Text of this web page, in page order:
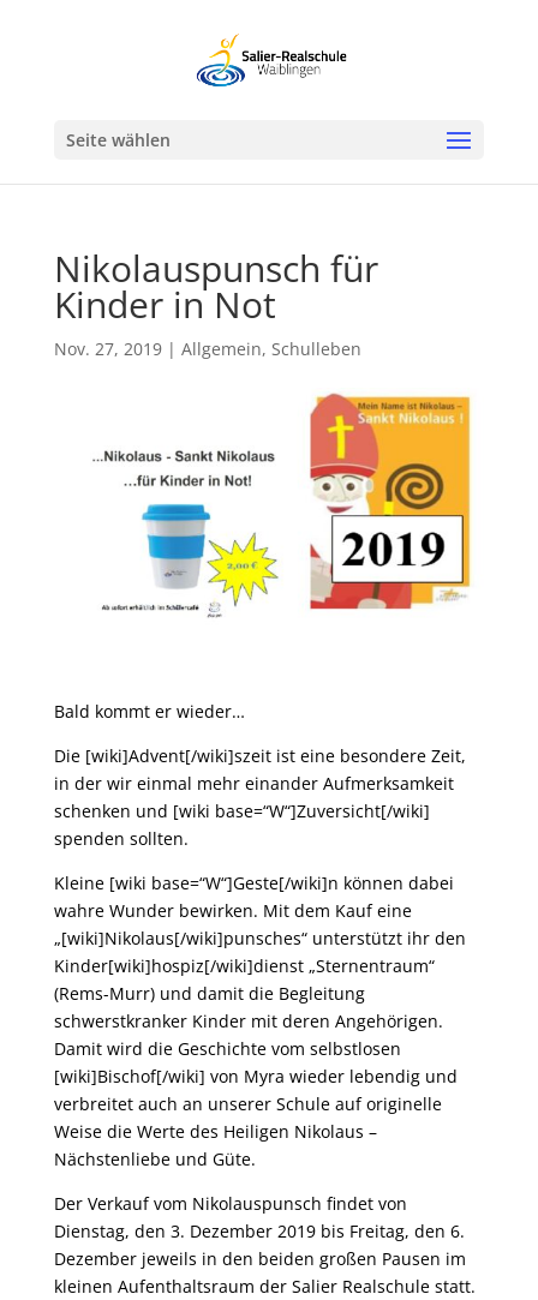
Seite wählen
Nikolauspunsch für
Kinder in Not
Nov. 27, 2019| Allgemein, Schulleben
Bald kommt er wieder…
Die [wiki]Advent[/wiki]szeit ist eine besondere Zeit,
in der wir einmal mehr einander Aufmerksamkeit
schenken und [wiki base=“W“]Zuversicht[/wiki]
spenden sollten.
Kleine [wiki base=“W“]Geste[/wiki]n können dabei
wahre Wunder bewirken. Mit dem Kauf eine
„[wiki]Nikolaus[/wiki]punsches“ unterstützt ihr den
Kinder[wiki]hospiz[/wiki]dienst „Sternentraum“
(Rems-Murr) und damit die Begleitung
schwerstkranker Kinder mit deren Angehörigen.
Damit wird die Geschichte vom selbstlosen
[wiki]Bischof[/wiki] von Myra wieder lebendig und
verbreitet auch an unserer Schule auf originelle
Weise die Werte des Heiligen Nikolaus –
Nächstenliebe und Güte.
Der Verkauf vom Nikolauspunsch findet von
Dienstag, den 3. Dezember 2019 bis Freitag, den 6.
Dezember jeweils in den beiden großen Pausen im
kleinen Aufenthaltsraum der Salier Realschule statt.